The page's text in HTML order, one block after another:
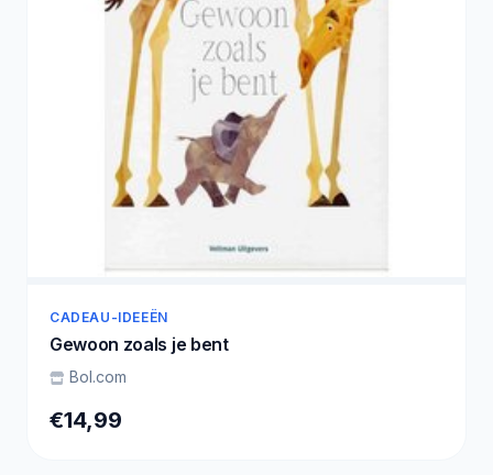
CADEAU-IDEEËN
Gewoon zoals je bent
Bol.com
€14,99